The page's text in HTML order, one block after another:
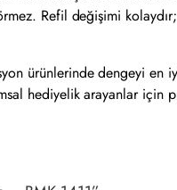
Refil değişimi
ürünlerinde dengeyi en
hediyelik arayanlar